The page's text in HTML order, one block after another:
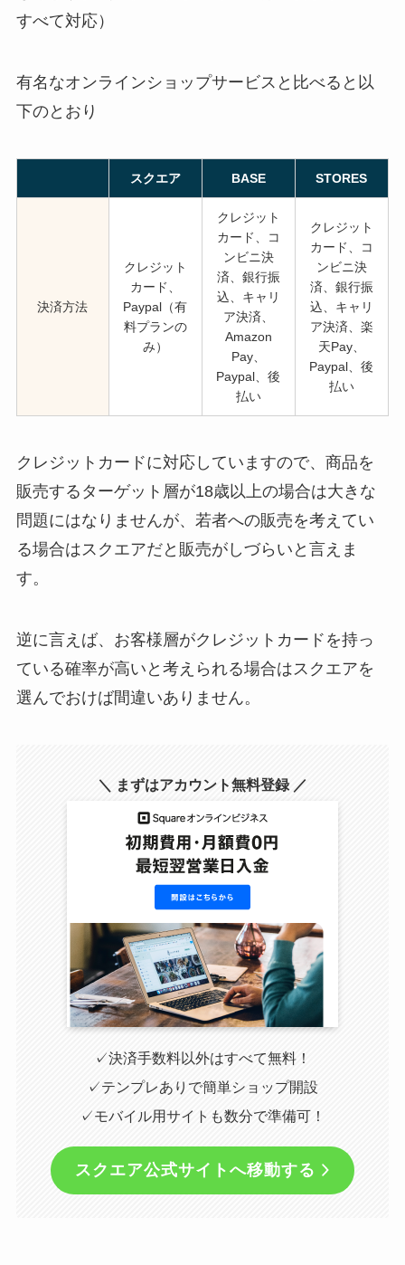
すべて対応）
有名なオンラインショップサービスと比べると以
下のとおり
スクエア BASE STORES
決済方法
クレジット
カード、
Paypal（有
料プランの
み）
クレジット
カード、コ
ンビニ決
済、銀行振
込、キャリ
ア決済、
Amazon
Pay、
Paypal、後
払い
クレジット
カード、コ
ンビニ決
済、銀行振
込、キャリ
ア決済、楽
天Pay、
Paypal、後
払い
クレジットカードに対応していますので、商品を
販売するターゲット層が18歳以上の場合は大きな
問題にはなりませんが、若者への販売を考えてい
る場合はスクエアだと販売がしづらいと言えま
す。
逆に言えば、お客様層がクレジットカードを持っ
ている確率が高いと考えられる場合はスクエアを
選んでおけば間違いありません。
＼ まずはアカウント無料登録 ／
✓決済手数料以外はすべて無料！
✓テンプレありで簡単ショップ開設
✓モバイル用サイトも数分で準備可！
スクエア公式サイトへ移動する